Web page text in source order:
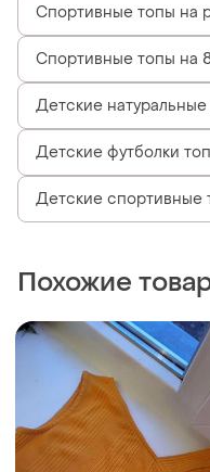
Спортивные топы на
Спортивные топы на
Детские
Детские футболки
Детские спортивные
Похожие